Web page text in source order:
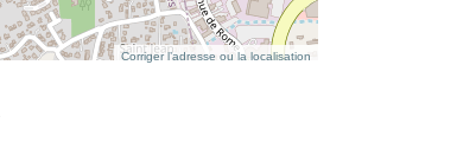
Corriger l’adresse ou la localisation